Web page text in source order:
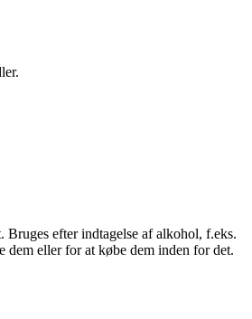
efter indtagelse af alkohol, f.eks.
eller for at købe dem inden for det.